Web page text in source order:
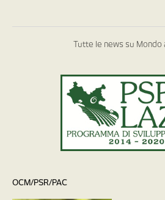
Tutte le news su Mondo
OCM/PSR/PAC